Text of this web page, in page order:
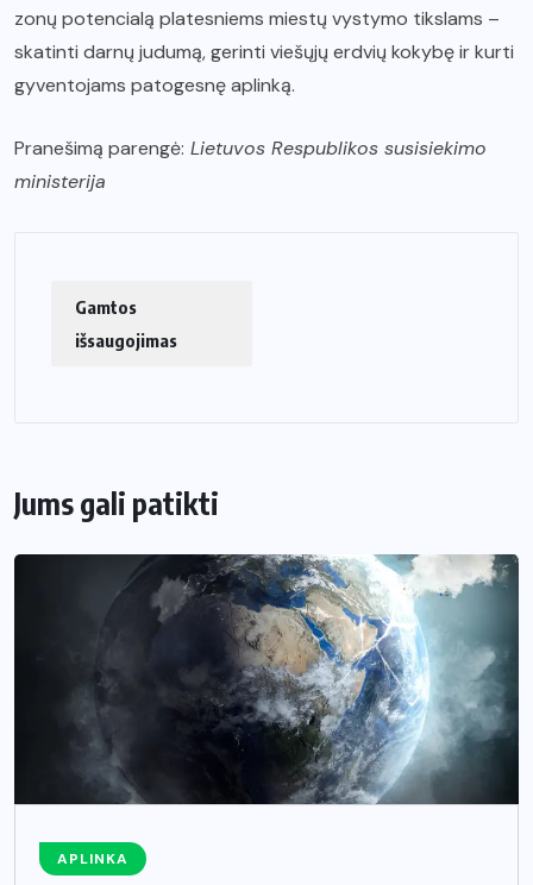
zonų potencialą platesniems miestų vystymo tikslams –
skatinti darnų judumą, gerinti viešųjų erdvių kokybę ir kurti
gyventojams patogesnę aplinką.
Pranešimą parengė: Lietuvos Respublikos susisiekimo
ministerija
Gamtos
išsaugojimas
Jums gali patikti
APLINKA